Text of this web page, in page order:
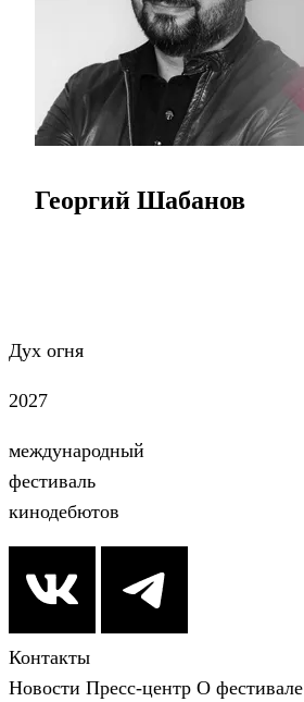
Георгий Шабанов
Дух огня
2027
международный
фестиваль
кинодебютов
Контакты
Новости Пресс-центр О фестивале